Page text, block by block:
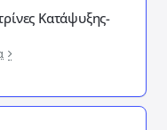
Κατάψυξης-